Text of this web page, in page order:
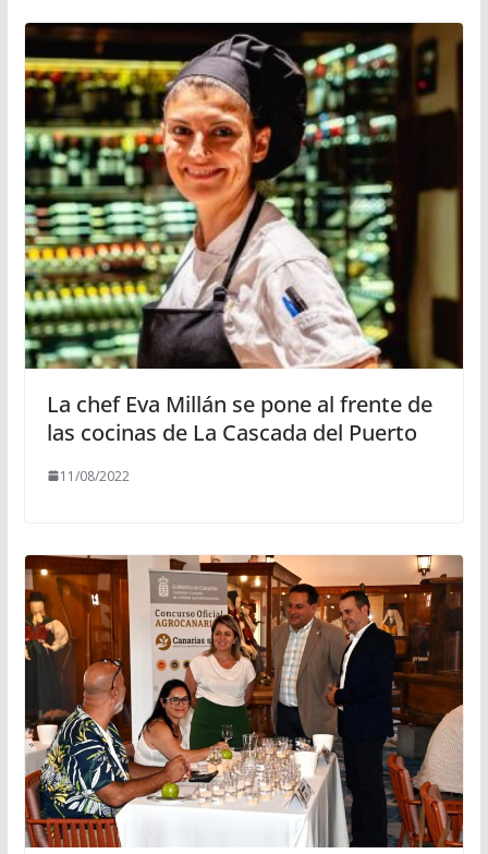
La chef Eva Millán se pone al frente de
las cocinas de La Cascada del Puerto
11/08/2022